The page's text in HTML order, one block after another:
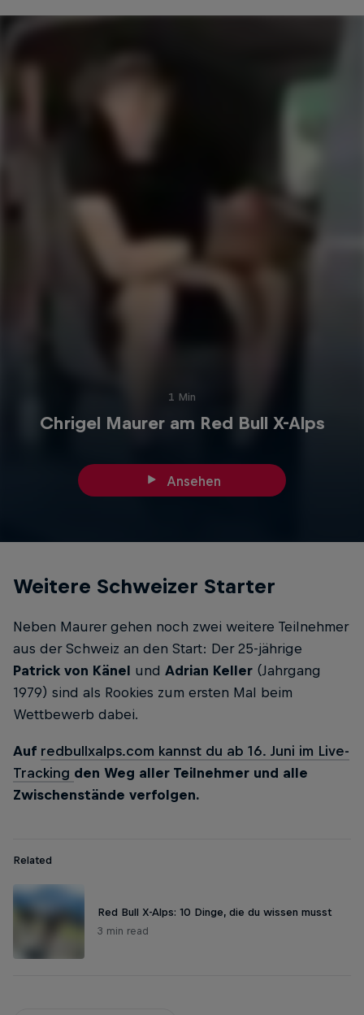
1 Min
Chrigel Maurer am Red Bull X-Alps
Ansehen
Weitere Schweizer Starter
Neben Maurer gehen noch zwei weitere Teilnehmer
aus der Schweiz an den Start: Der 25-jährige
Patrick von Känel und Adrian Keller (Jahrgang
1979) sind als Rookies zum ersten Mal beim
Wettbewerb dabei.
Auf redbullxalps.com kannst du ab 16. Juni im Live-
Tracking den Weg aller Teilnehmer und alle
Zwischenstände verfolgen.
Related
Red Bull X-Alps: 10 Dinge, die du wissen musst
3 min read